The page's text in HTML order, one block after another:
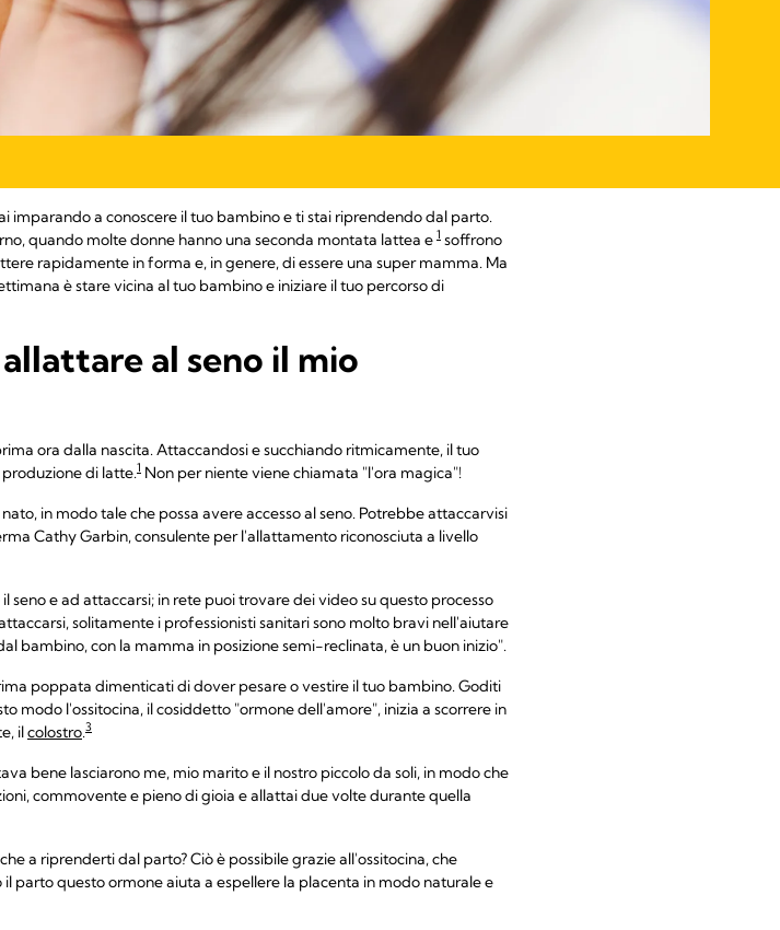
imparando a conoscere il tuo bambino e ti stai riprendendo dal parto.
quando molte donne hanno una seconda montata lattea e 1 soffrono
rapidamente in forma e, in genere, di essere una super mamma. Ma
è stare vicina al tuo bambino e iniziare il tuo percorso di
al seno il mio
ora dalla nascita. Attaccandosi e succhiando ritmicamente, il tuo
di latte.1 Non per niente viene chiamata "l'ora magica"!
in modo tale che possa avere accesso al seno. Potrebbe attaccarvisi
Cathy Garbin, consulente per l'allattamento riconosciuta a livello
seno e ad attaccarsi; in rete puoi trovare dei video su questo processo
solitamente i professionisti sanitari sono molto bravi nell'aiutare
bambino, con la mamma in posizione semi-reclinata, è un buon inizio".
poppata dimenticati di dover pesare o vestire il tuo bambino. Goditi
modo l'ossitocina, il cosiddetto "ormone dell'amore", inizia a scorrere in
ilcolostro.3
bene lasciarono me, mio marito e il nostro piccolo da soli, in modo che
commovente e pieno di gioia e allattai due volte durante quella
a riprenderti dal parto? Ciò è possibile grazie all'ossitocina, che
parto questo ormone aiuta a espellere la placenta in modo naturale e